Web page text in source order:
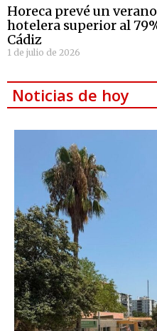
Horeca prevé un
hotelera superior al
Cádiz
1 de julio de 2026
Noticias de hoy